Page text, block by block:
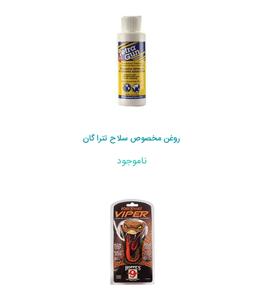
روغن مخصوص سلاح تترا گان
ناموجود